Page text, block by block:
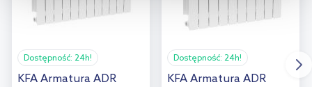
informacji na temat plików cookie i tego, dlaczego ich przepisy,
przejdź do zakładek „Informacje o plikach cookie”.
Dostępność: 24h!
KFA Armatura ADR
Dostępność: 24h!
KFA Armatura ADR